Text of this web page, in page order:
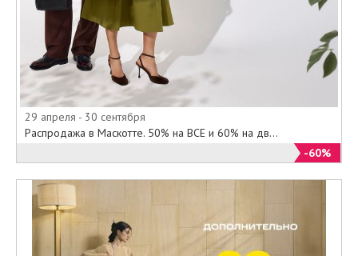
29 апреля - 30 сентября
Распродажа в Маскотте. 50% на ВСЕ и 60% на дв...
-60%